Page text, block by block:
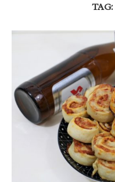
TAG: